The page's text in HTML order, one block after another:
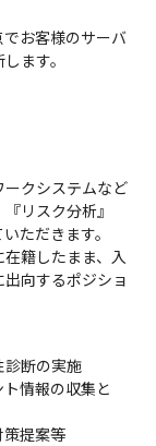
お客様のサーバ
ます。
クシステムなど
リスク分析』
ただきます。
籍したまま、入
向するポジショ
診断の実施
情報の収集と
策提案等